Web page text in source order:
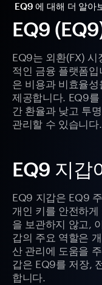
EQ9
EQ9는 외환(FX)
적인 금융 플랫폼
은 비용과 비효율
제공합니다. EQ9
간 환율과 낮고 투
관리할 수 있습니다.
EQ9 지갑
EQ9 지갑은 EQ9
개인 키를 안전하
을 보관하지 않고,
갑의 주요 역할은
산 관리에 도움을
갑은 EQ9를 저장,
합니다.
EQ9 에 대해 더 알아